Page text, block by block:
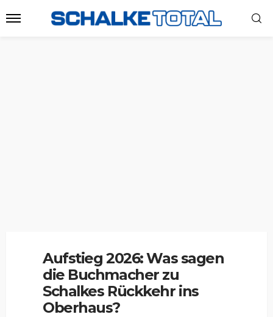
Aufstieg 2026: Was sagen
die Buchmacher zu
Schalkes Rückkehr ins
Oberhaus?